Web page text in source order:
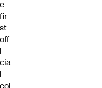
e
fir
st
off
i
cia
l